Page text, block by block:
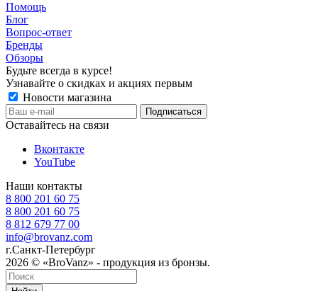
Помощь
Блог
Вопрос-ответ
Бренды
Обзоры
Будьте всегда в курсе!
Узнавайте о скидках и акциях первым
Новости магазина
Оставайтесь на связи
Вконтакте
YouTube
Наши контакты
8 800 201 60 75
8 800 201 60 75
8 812 679 77 00
info@brovanz.com
г.Санкт-Петербург
2026 © «BroVanz» - продукция из бронзы.